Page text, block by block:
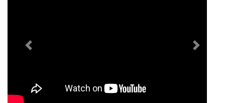
Previous Próximo